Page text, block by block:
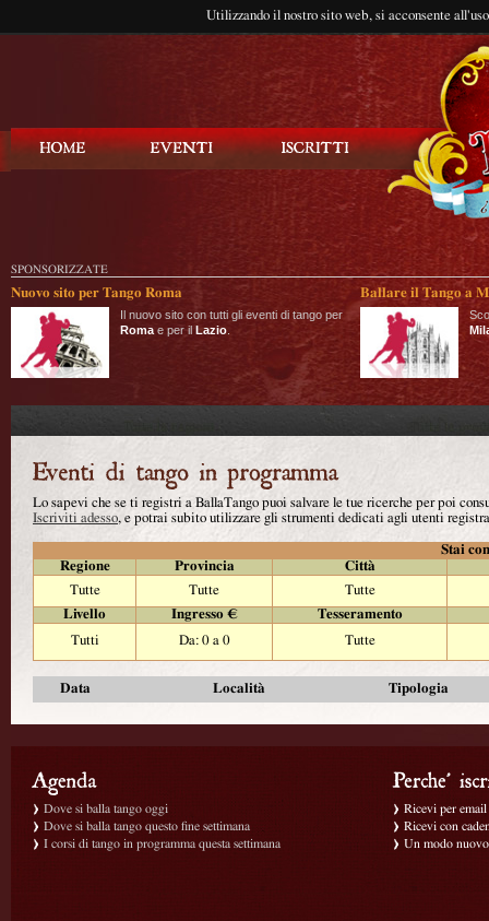
Utilizzando il nostro sito web, si acconsente
SPONSORIZZATE
Nuovo sito per Tango Roma
Il nuovo sito con tutti gli eventi di tango per
Roma e per il Lazio
Ballare il Tango a
Lo sapevi che se ti registri a BallaTango puoi salvare le tue ricerche per poi
Iscriviti adesso, e potrai subito utilizzare gli strumenti dedicati agli utenti
Stai
Regione
Provincia
Città
Tutte
Tutte
Tutte
Livello
Ingresso €
Tesseramento
Tutti
Da: 0 a 0 Tutte
Data Località Tipologia
Dove si balla tango oggi
Dove si balla tango questo fine settimana
I corsi di tango in programma questa settimana
Ricevi per
Ricevi con
Un modo